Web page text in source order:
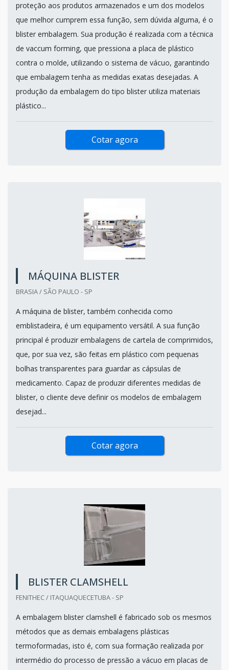
proteção aos produtos armazenados e um dos modelos
que melhor cumprem essa função, sem dúvida alguma, é o
blister embalagem. Sua produção é realizada com a técnica
de vaccum forming, que pressiona a placa de plástico
contra o molde, utilizando o sistema de vácuo, garantindo
que embalagem tenha as medidas exatas desejadas. A
produção da embalagem do tipo blister utiliza materiais
plástico...
Cotar agora
MÁQUINA BLISTER
BRASIA / SÃO PAULO - SP
A máquina de blister, também conhecida como
emblistadeira, é um equipamento versátil. A sua função
principal é produzir embalagens de cartela de comprimidos,
que, por sua vez, são feitas em plástico com pequenas
bolhas transparentes para guardar as cápsulas de
medicamento. Capaz de produzir diferentes medidas de
blister, o cliente deve definir os modelos de embalagem
desejad...
Cotar agora
BLISTER CLAMSHELL
FENITHEC / ITAQUAQUECETUBA - SP
A embalagem blister clamshell é fabricado sob os mesmos
métodos que as demais embalagens plásticas
termoformadas, isto é, com sua formação realizada por
intermédio do processo de pressão a vácuo em placas de